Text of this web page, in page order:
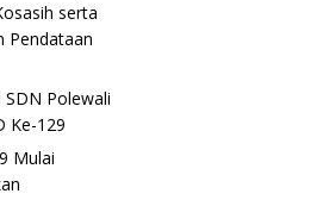
serta
Pendataan
Polewali
Ke-129
Mulai